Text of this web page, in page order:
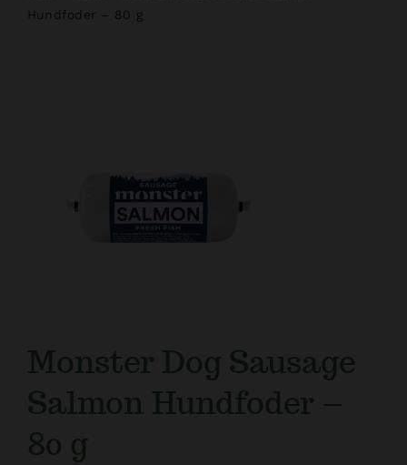
Hundsalong
Hundfoder – 80 g
Monster Dog Sausage
Salmon Hundfoder –
80 g